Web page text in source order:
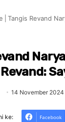
Tangis Revand
14 November 2024
ke: Facebook